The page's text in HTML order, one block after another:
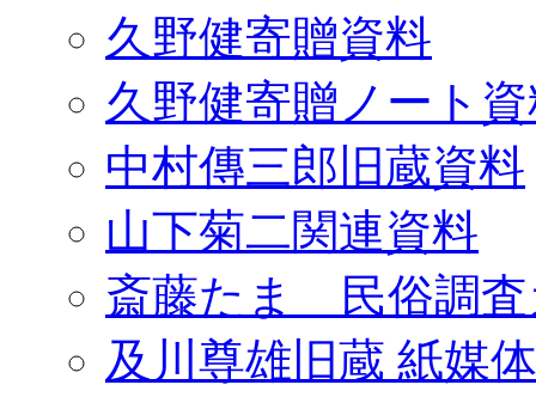
久野健寄贈資料
久野健寄贈ノート
中村傳三郎旧蔵資料
山下菊二関連資料
斎藤たま 民俗調査
及川尊雄旧蔵 紙媒